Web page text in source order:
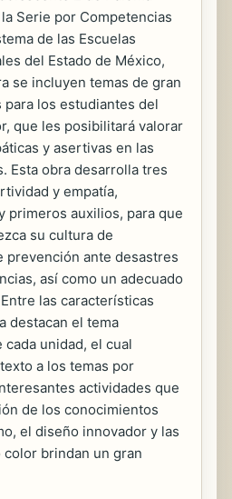
Serie por Competencias
de las Escuelas
del Estado de México,
se incluyen temas de gran
los estudiantes del
que les posibilitará valorar
y asertivas en las
Esta obra desarrolla tres
y empatía,
primeros auxilios, para que
su cultura de
prevención ante desastres
así como un adecuado
las características
destacan el tema
unidad, el cual
a los temas por
actividades que
de los conocimientos
el diseño innovador y las
brindan un gran